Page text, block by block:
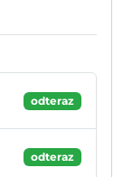
odteraz
odteraz